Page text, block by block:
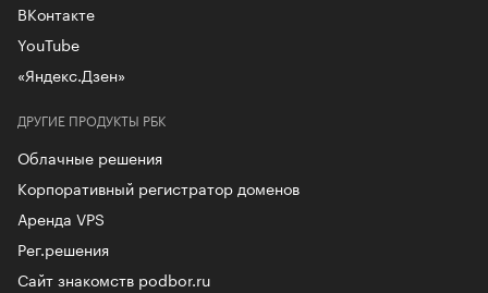
ДРУГИЕ ПРОДУКТЫ РБК
Облачные решения
Корпоративный регистратор доменов
Аренда VPS
Рег.решения
Сайт знакомств podbor.ru
ВКонтакте
YouTube
«Яндекс.Дзен»